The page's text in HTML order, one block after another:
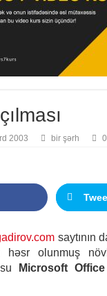
2003 bir şərh
saytının
həsr olunmuş
Microsoft